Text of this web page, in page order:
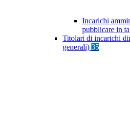
Incarichi
pubblicare in
Titolari di incarichi
generali) 35